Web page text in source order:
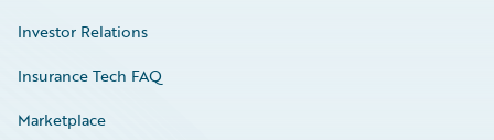
Investor Relations
Insurance Tech FAQ
Marketplace